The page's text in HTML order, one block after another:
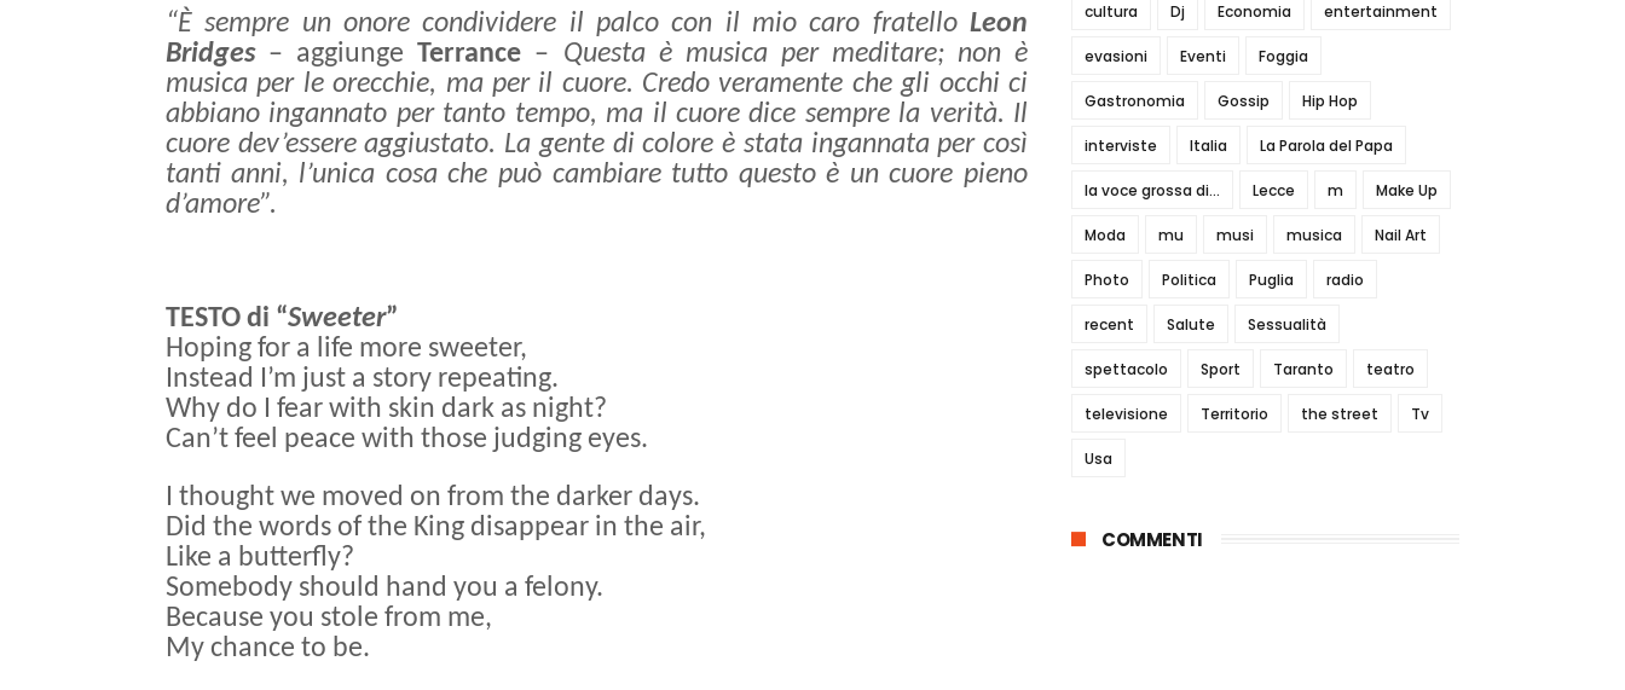
“È sempre un onore condividere il palco con il mio caro fratelloLeon
Bridges – aggiunge Terrance – Questa è musica per meditare; non è
musica per le orecchie, ma per il cuore. Credo veramente che gli occhi ci
abbiano ingannato per tanto tempo, ma il cuore dice sempre la verità. Il
cuore dev’essere aggiustato. La gente di colore è stata ingannata per così
tanti anni, l’unica cosa che può cambiare tutto questo è un cuore pieno
d’amore”.
TESTO di “Sweeter”
Hoping for a life more sweeter,
Instead I’m just a story repeating.
Why do I fear with skin dark as night?
Can’t feel peace with those judging eyes.
I thought we moved on from the darker days.
Did the words of the King disappear in the air,
Like a butterfly?
Somebody should hand you a felony.
Because you stole from me,
My chance to be.
cultura Dj Economia entertainment
evasioni Eventi Foggia
Gastronomia Gossip Hip Hop
interviste Italia La Parola del Papa
la voce grossa di... Lecce m Make Up
Moda mu musi musica Nail Art
Photo Politica Puglia radio
recent Salute Sessualità
spettacolo Sport Taranto teatro
televisione Territorio the street Tv
Usa
COMMENTI